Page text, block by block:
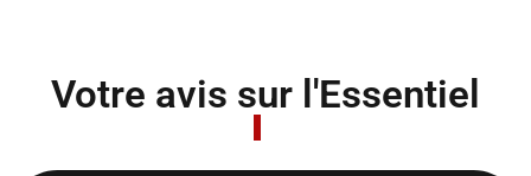
Votre avis sur l'Essentiel